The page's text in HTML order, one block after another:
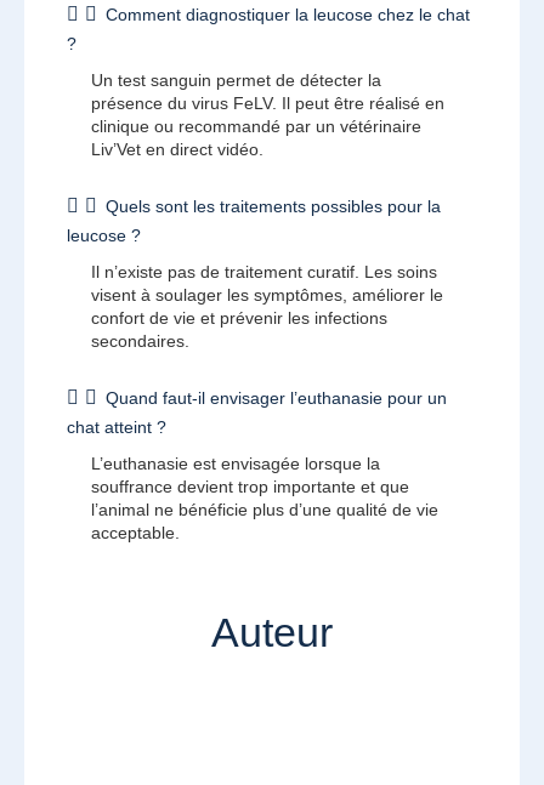
Comment diagnostiquer la leucose chez le chat
?
Un test sanguin permet de détecter la
présence du virus FeLV. Il peut être réalisé en
clinique ou recommandé par un vétérinaire
Liv’Vet en direct vidéo.
Quels sont les traitements possibles pour la
leucose ?
Il n’existe pas de traitement curatif. Les soins
visent à soulager les symptômes, améliorer le
confort de vie et prévenir les infections
secondaires.
Quand faut-il envisager l’euthanasie pour un
chat atteint ?
L’euthanasie est envisagée lorsque la
souffrance devient trop importante et que
l’animal ne bénéficie plus d’une qualité de vie
acceptable.
Auteur